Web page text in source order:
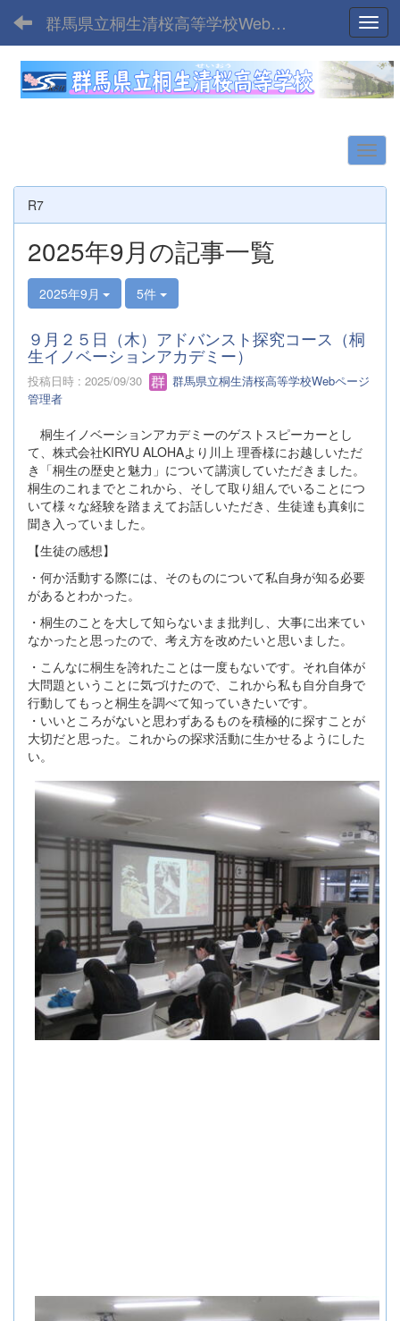
群馬県立桐生清桜高等学校Webサイト
R7
2025年9月の記事一覧
2025年9月 5件
９月２５日（木）アドバンスト探究コース（桐
生イノベーションアカデミー）
投稿日時 : 2025/09/30
群馬県立桐生清桜高等学校Webページ
管理者
桐生イノベーションアカデミーのゲストスピーカーとし
て、株式会社KIRYU ALOHAより川上 理香様にお越しいただ
き「桐生の歴史と魅力」について講演していただきました。
桐生のこれまでとこれから、そして取り組んでいることにつ
いて様々な経験を踏まえてお話しいただき、生徒達も真剣に
聞き入っていました。
【生徒の感想】
・何か活動する際には、そのものについて私自身が知る必要
があるとわかった。
・桐生のことを大して知らないまま批判し、大事に出来てい
なかったと思ったので、考え方を改めたいと思いました。
・こんなに桐生を誇れたことは一度もないです。それ自体が
大問題ということに気づけたので、これから私も自分自身で
行動してもっと桐生を調べて知っていきたいです。
・いいところがないと思わずあるものを積極的に探すことが
大切だと思った。これからの探求活動に生かせるようにした
い。